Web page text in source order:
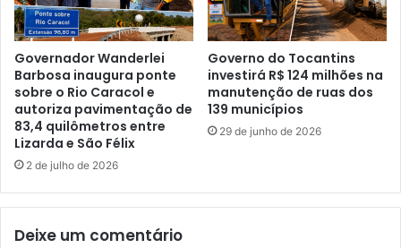
Governador Wanderlei
Barbosa inaugura ponte
sobre o Rio Caracol e
autoriza pavimentação de
83,4 quilômetros entre
Lizarda e São Félix
2 de julho de 2026
Governo do Tocantins
investirá R$ 124 milhões na
manutenção de ruas dos
139 municípios
29 de junho de 2026
Deixe um comentário